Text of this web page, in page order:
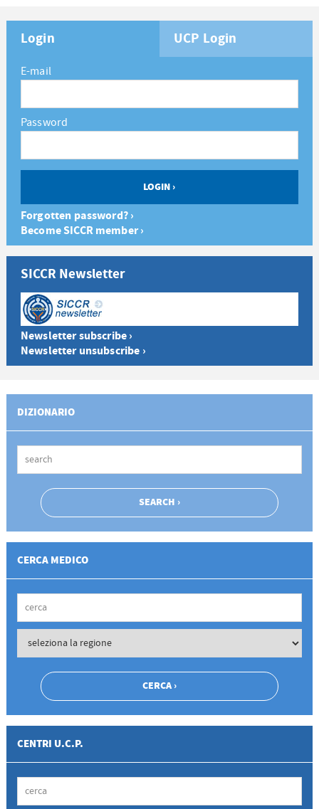
Login UCP Login
E-mail
Password
Forgotten password? ›
Become SICCR member ›
SICCR Newsletter
Newsletter subscribe ›
Newsletter unsubscribe ›
DIZIONARIO
CERCA MEDICO
CENTRI U.C.P.